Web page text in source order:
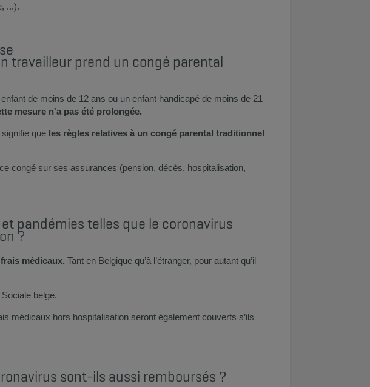
...).​
travailleur prend un congé parental
de moins de 12 ans ou un enfant handicapé de moins de 21
mesure n'a pas été prolongée.
signifie que les règles relatives à un congé parental traditionnel
congé sur ses assurances (pension, décès, hospitalisation,
pandémies telles que le coronavirus
?​
médicaux.​ Tant en Belgique qu’à l’étranger, pour autant qu’il
belge.
médicaux hors hospitalisation seront également couverts s’ils
sont-ils aussi remboursés ?